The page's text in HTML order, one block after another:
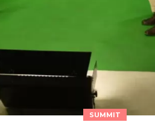
SUMMIT